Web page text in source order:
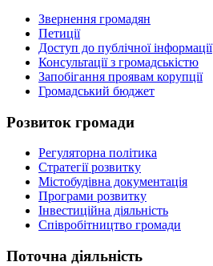
Звернення громадян
Петиції
Доступ до публічної інформації
Консультації з громадськістю
Запобігання проявам корупції
Громадський бюджет
Розвиток громади
Регуляторна політика
Стратегії розвитку
Містобудівна документація
Програми розвитку
Інвестиційна діяльність
Співробітництво громади
Поточна діяльність